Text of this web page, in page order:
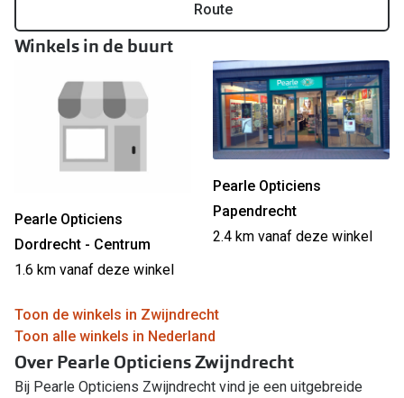
Online bril kopen in maar 4 stappen
Soorten brillenglazen
Bril online passen
Brillentrends
Meekleurende glazen
Nachtbril
Route
Winkels in de buurt
Pearle Opticiens
Dordrecht - Centrum
1.6 km vanaf deze winkel
Pearle Opticiens
Papendrecht
2.4 km vanaf deze winkel
Toon de winkels in Zwijndrecht
Toon alle winkels in Nederland
Over Pearle Opticiens Zwijndrecht
Bij Pearle Opticiens Zwijndrecht vind je een uitgebreide